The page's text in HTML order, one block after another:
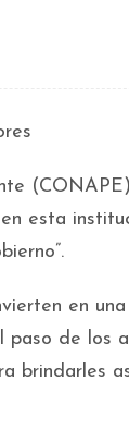
esta
en una
paso de los
brindarles